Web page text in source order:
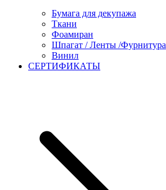
Бумага для декупажа
Ткани
Фоамиран
Шпагат / Ленты /Фурнитура
Винил
СЕРТИФИКАТЫ